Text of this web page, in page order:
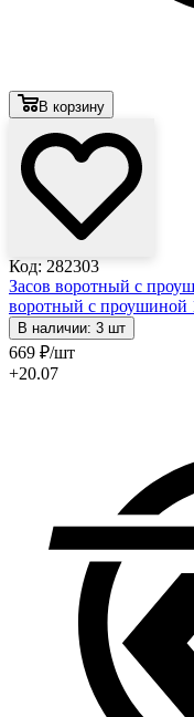
В корзину
Код: 282303
Засов воротный с
воротный с
В наличии: 3 шт
669 ₽/шт
+20.07